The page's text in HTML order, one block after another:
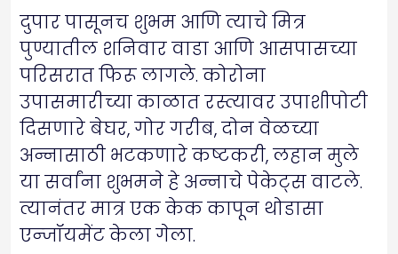
दुपार पासूनच शुभम आणि त्याचे मित्र
पुण्यातील शनिवार वाडा आणि आसपासच्या
परिसरात फिरू लागले. कोरोना
उपासमारीच्या काळात रस्त्यावर उपाशीपोटी
दिसणारे बेघर, गोर गरीब, दोन वेळच्या
अन्नासाठी भटकणारे कष्टकरी, लहान मुले
या सर्वांना शुभमने हे अन्नाचे पेकेट्स वाटले.
त्यानंतर मात्र एक केक कापून थोडासा
एन्जॉयमेंट केला गेला.